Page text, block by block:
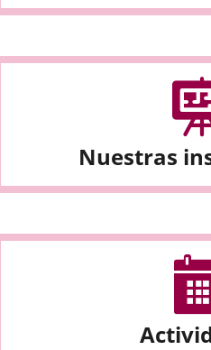
Nuestras